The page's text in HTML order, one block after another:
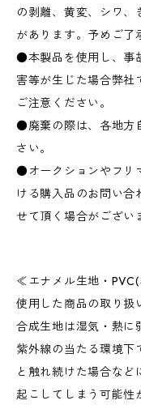
の剥離、黄変、シワ、
があります。予めご了
●本製品を使用し、事
害等が生じた場合弊社
ご注意ください。
●廃棄の際は、各地方
さい。
●オークションやフリ
ける購入品のお問い合
せて頂く場合がござい
≪エナメル生地・
使用した商品の取り
合成生地は湿気・熱に
紫外線の当たる環境下
と触れ続けた場合な
起こしてしまう可能性